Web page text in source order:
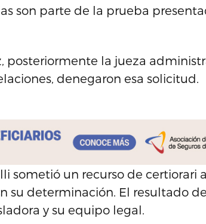
son parte de la prueba
posteriormente la jueza
denegaron esa solicitud.
sometió un recurso de certiorari
su determinación. El resultado
y su equipo legal.